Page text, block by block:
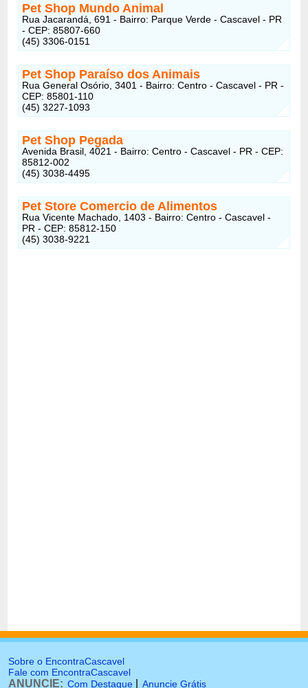
Pet Shop Mundo Animal
Rua Jacarandá, 691 - Bairro: Parque Verde - Cascavel - PR
- CEP: 85807-660
(45) 3306-0151
Pet Shop Paraíso dos Animais
Rua General Osório, 3401 - Bairro: Centro - Cascavel - PR -
CEP: 85801-110
(45) 3227-1093
Pet Shop Pegada
Avenida Brasil, 4021 - Bairro: Centro - Cascavel - PR - CEP:
85812-002
(45) 3038-4495
Pet Store Comercio de Alimentos
Rua Vicente Machado, 1403 - Bairro: Centro - Cascavel -
PR - CEP: 85812-150
(45) 3038-9221
Sobre o EncontraCascavel
Fale com EncontraCascavel
ANUNCIE: Com Destaque Anuncie Grátis